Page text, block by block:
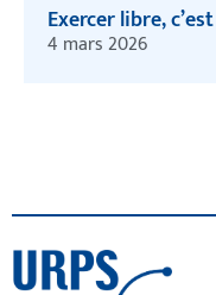
Exercer libre,
4 mars 2026